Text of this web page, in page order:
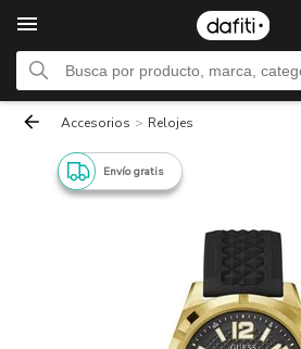
Accesorios > Relojes
Envío gratis